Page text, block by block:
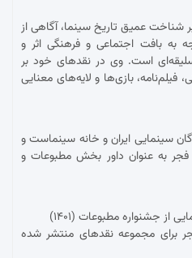
شناخت عمیق تاریخ سینما، آگاهی از
به بافت اجتماعی و فرهنگی اثر و
است. وی در نقدهای خود بر
فیلم‌نامه، بازی‌ها و لایه‌های معنایی
سینمایی ایران و خانه سینماست و
فجر به عنوان داور بخش مطبوعات و
از جشنواره مطبوعات (۱۴۰۱)
برای مجموعه نقدهای منتشر شده